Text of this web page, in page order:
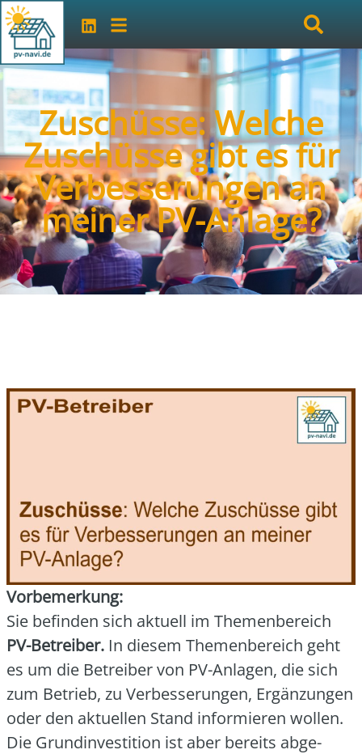
Zuschüsse: Welche
Zuschüsse gibt es für
Verbesserungen an
meiner PV-Anlage?
Vor­be­mer­kung:
Sie befin­den sich aktu­ell im The­men­be­reich
PV-Betrei­ber. In die­sem The­men­be­reich geht
es um die Betrei­ber von PV-Anla­gen, die sich
zum Betrieb, zu Ver­bes­se­run­gen, Ergän­zun­gen
oder den aktu­el­len Stand infor­mie­ren wol­len.
Die Grund­in­ves­ti­ti­on ist aber bereits abge­